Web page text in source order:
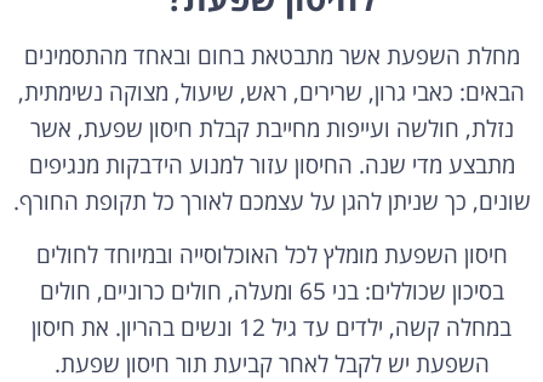
מחלת השפעת אשר מתבטאת בחום ובאחד מהתסמינים
הבאים: כאבי גרון, שרירים, ראש, שיעול, מצוקה נשימתית,
נזלת, חולשה ועייפות מחייבת קבלת חיסון שפעת, אשר
מתבצע מדי שנה. החיסון עזור למנוע הידבקות מנגיפים
שונים, כך שניתן להגן על עצמכם לאורך כל תקופת החורף.
חיסון השפעת מומלץ לכל האוכלוסייה ובמיוחד לחולים
בסיכון שכוללים: בני 65 ומעלה, חולים כרוניים, חולים
במחלה קשה, ילדים עד גיל 12 ונשים בהריון. את חיסון
השפעת יש לקבל לאחר קביעת תור חיסון שפעת.